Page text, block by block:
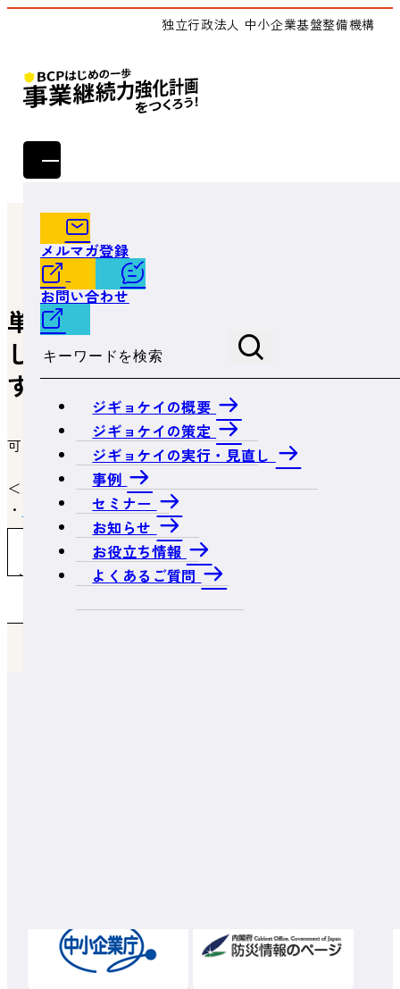
独立行政法人 中小企業基盤整備機構
メルマガ登録
お問い合わせ
サイト内検索
ジギョケイの概要
ジギョケイの策定
ジギョケイの実行・見直し
事例
セミナー
お知らせ
お役立ち情報
よくあるご質問
トップ
よくあるご質問
単独型と連携型の両方を申請し、認定を受けることは可能
ですか。
単独型と連携型の両方を申請
し、認定を受けることは可能で
すか。
可能です。
＜関連ページ＞
・
「事業継続力強化計画」(単独型)の作り方
・「事業継続力強化計画」(連携型)の作り方
よくあるご質問一覧へ戻る